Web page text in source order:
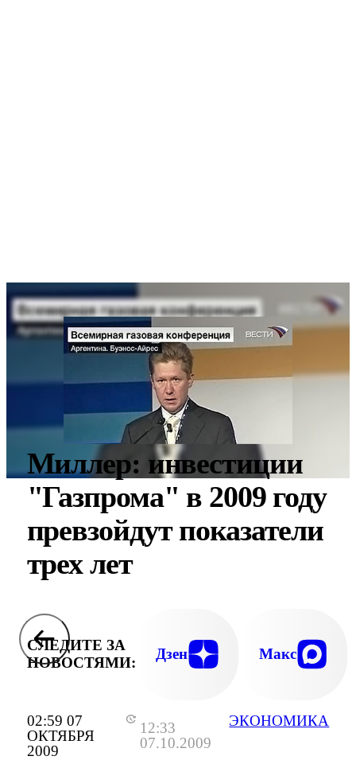
02:59 07
ОКТЯБРЯ
2009
12:33
07.10.2009
ЭКОНОМИКА
Миллер: инвестиции
"Газпрома" в 2009 году
превзойдут показатели
трех лет
СЛЕДИТЕ ЗА
НОВОСТЯМИ:
Дзен Макс